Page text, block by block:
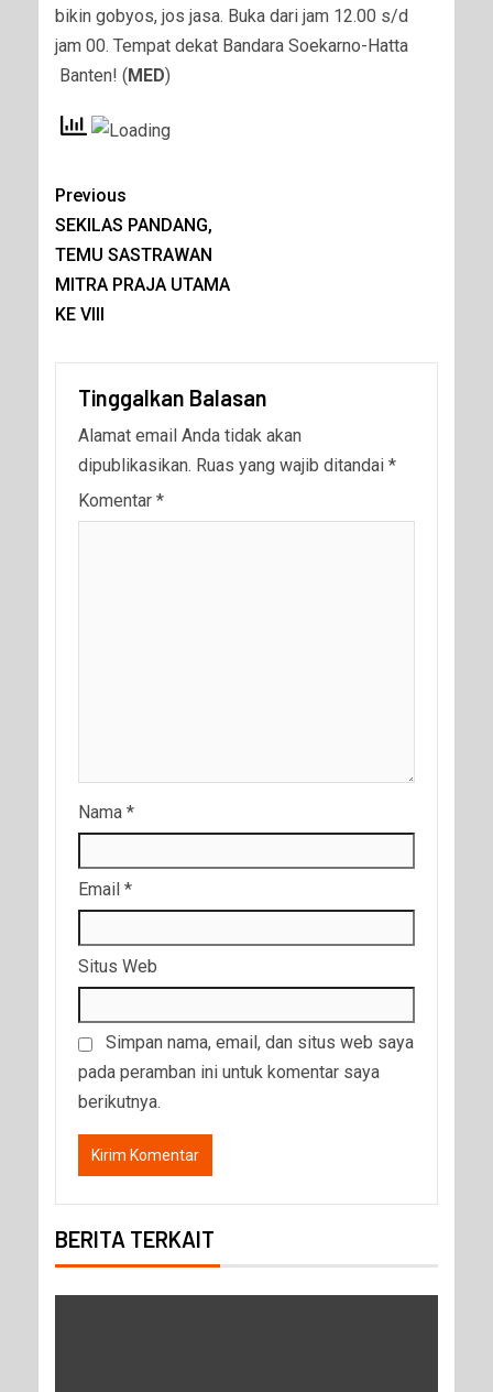
bikin gobyos, jos jasa. Buka dari jam 12.00 s/d
jam 00. Tempat dekat Bandara Soekarno-Hatta
Banten! ( MED)
Previous
SEKILAS PANDANG,
TEMU SASTRAWAN
MITRA PRAJA UTAMA
KE VIII
Tinggalkan Balasan
Alamat email Anda tidak akan
dipublikasikan. Ruas yang wajib ditandai *
Komentar *
Nama *
Email *
Situs Web
Simpan nama, email, dan situs web saya
pada peramban ini untuk komentar saya
berikutnya.
BERITA TERKAIT